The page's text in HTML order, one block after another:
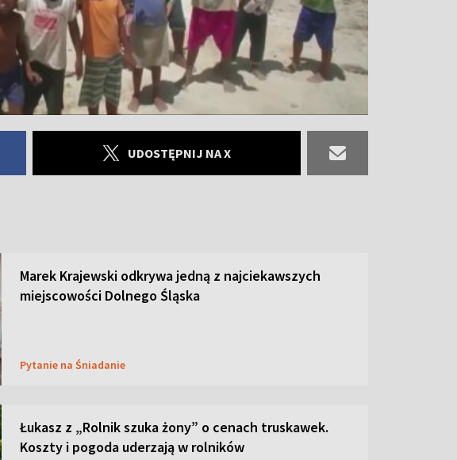
UDOSTĘPNIJ NA X
Marek Krajewski odkrywa jedną z najciekawszych
miejscowości Dolnego Śląska
Pytanie na Śniadanie
Łukasz z „Rolnik szuka żony” o cenach truskawek.
Koszty i pogoda uderzają w rolników